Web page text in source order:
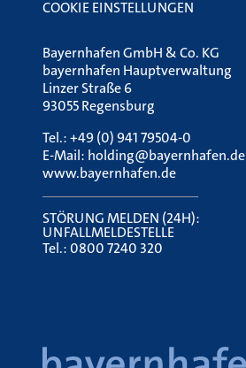
COOKIE EINSTELLUNGEN
Bayernhafen GmbH & Co. KG
bayernhafen Hauptverwaltung
Linzer Straße 6
93055 Regensburg
Tel.:+49 (0) 941 79504-0
E-Mail: holding@bayernhafen.de
www.bayernhafen.de
STÖRUNG MELDEN (24H):
UNFALLMELDESTELLE
Tel.:0800 7240 320